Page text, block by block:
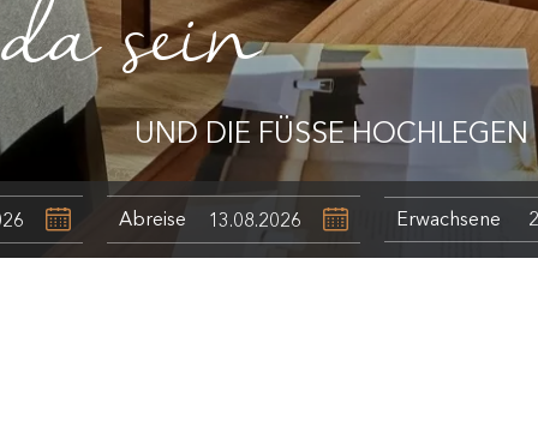
Abreise Erwachsene
da sein
UND DIE FÜSSE HOCHLEGEN